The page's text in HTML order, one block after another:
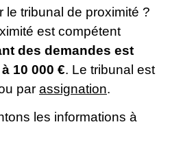
le tribunal de proximité ?
est compétent
des demandes est
10 000 €. Le tribunal est
par assignation.
les informations à